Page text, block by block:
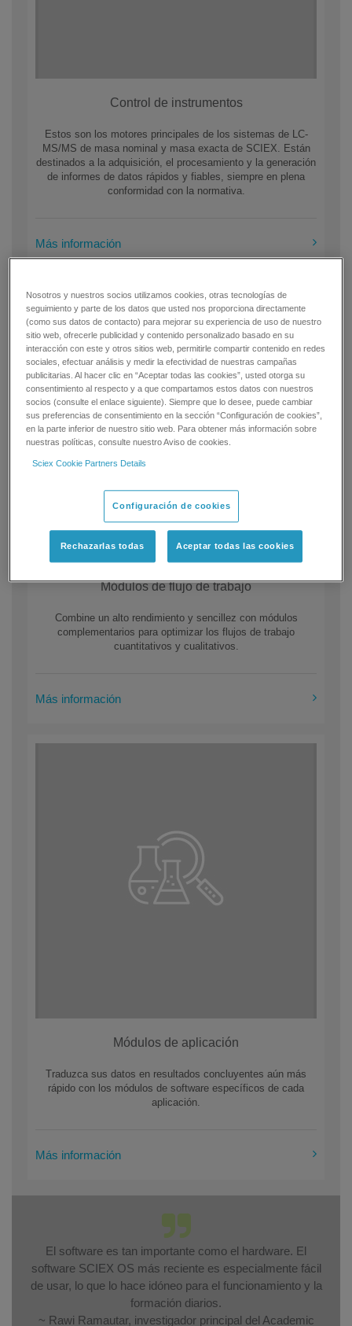
Control de instrumentos
Estos son los motores principales de los sistemas de LC-
MS/MS de masa nominal y masa exacta de SCIEX. Están
destinados a la adquisición, el procesamiento y la generación
de informes de datos rápidos y fiables, siempre en plena
conformidad con la normativa.
Más información
Módulos de flujo de trabajo
Combine un alto rendimiento y sencillez con módulos
complementarios para optimizar los flujos de trabajo
cuantitativos y cualitativos.
Más información
Módulos de aplicación
Traduzca sus datos en resultados concluyentes aún más
rápido con los módulos de software específicos de cada
aplicación.
Más información
El software es tan importante como el hardware. El
software SCIEX OS más reciente es especialmente fácil
de usar, lo que lo hace idóneo para el funcionamiento y la
formación diarios.
~ Rawi Ramautar, investigador principal del Academic
Nosotros y nuestros socios utilizamos cookies, otras tecnologías de
seguimiento y parte de los datos que usted nos proporciona directamente
(como sus datos de contacto) para mejorar su experiencia de uso de nuestro
sitio web, ofrecerle publicidad y contenido personalizado basado en su
interacción con este y otros sitios web, permitirle compartir contenido en redes
sociales, efectuar análisis y medir la efectividad de nuestras campañas
publicitarias. Al hacer clic en “Aceptar todas las cookies”, usted otorga su
consentimiento al respecto y a que compartamos estos datos con nuestros
socios (consulte el enlace siguiente). Siempre que lo desee, puede cambiar
sus preferencias de consentimiento en la sección “Configuración de cookies”,
en la parte inferior de nuestro sitio web. Para obtener más información sobre
nuestras políticas, consulte nuestro Aviso de cookies.
Sciex Cookie Partners Details
Configuración de cookies
Rechazarlas todas Aceptar todas las cookies